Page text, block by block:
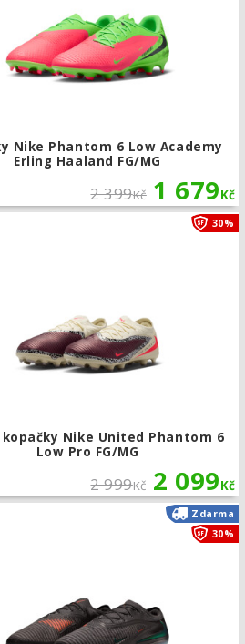
Nike Phantom 6 Low Academy
Erling Haaland FG/MG
2 399Kč 1 679Kč
United Phantom 6 Low Academy FG/MG
kopačky Nike United Phantom 6
Low Pro FG/MG
2 999Kč 2 099Kč
30%
United Phantom 6 Low Elite FG
Zdarma
30%